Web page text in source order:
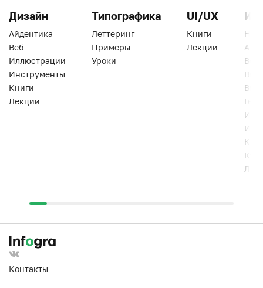
Дизайн
Айдентика
Веб
Иллюстрации
Инструменты
Книги
Лекции
Типографика
Леттеринг
Примеры
Уроки
UI/UX
Книги
Лекции
Веб
Контакты